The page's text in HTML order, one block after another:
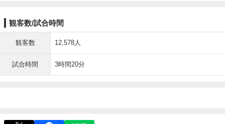
観客数/試合時間
観客数 12,578人
試合時間 3時間20分